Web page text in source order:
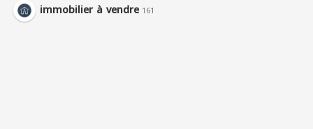
immobilier à vendre 161